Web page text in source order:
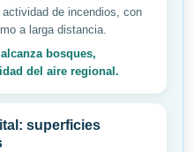
de incendios, con
a larga distancia.
bosques,
del aire regional.
superficies